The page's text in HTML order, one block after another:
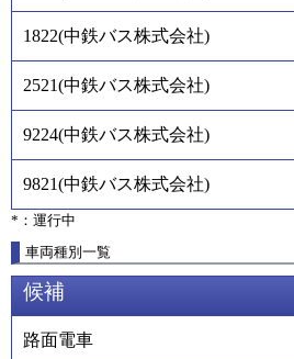
1822(中鉄バス株式会社)
2521(中鉄バス株式会社)
9224(中鉄バス株式会社)
9821(中鉄バス株式会社)
*：運行中
車両種別一覧
候補
路面電車